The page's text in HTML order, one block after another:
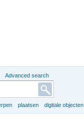
Advanced search
plaatsen digitale objecten